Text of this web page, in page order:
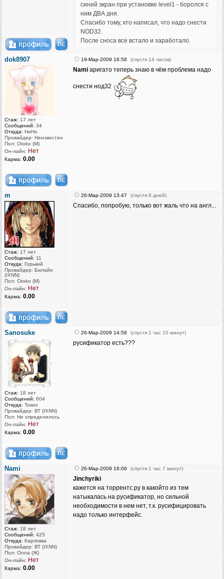
синий экран при установке level1 - боролся с
ним ДВА дня.
Спасибо тому, кто написал, что надо снести
NOD32.
После сноса все встало и заработало.
dok8907
Стаж: 17 лет
Сообщений: 34
Откуда: НиНо
Провайдер: Неизвестен
Пол: Otoko (M)
Он-лайн: Нет
Карма: 0.00
19-Мар-2009 16:58 (спустя 14 часов)
Nami аригато теперь знаю в чём проблема надо
снести нод32
m
Стаж: 17 лет
Сообщений: 11
Откуда: Горький
Провайдер: Билайн
(IXNN)
Пол: Otoko (M)
Он-лайн: Нет
Карма: 0.00
26-Мар-2009 13:47 (спустя 6 дней)
Спасибо, попробую, только вот жаль что на англ...
Sanosuke
Стаж: 18 лет
Сообщений: 604
Откуда: Токио
Провайдер: ВТ (IXNN)
Пол: Не определилось
Он-лайн: Нет
Карма: 0.00
26-Мар-2009 14:58 (спустя 1 час 10 минут)
русификатор есть???
Nami
Стаж: 18 лет
Сообщений: 425
Откуда: Карповка
Провайдер: ВТ (IXNN)
Пол: Onna (Ж)
Он-лайн: Нет
Карма: 0.00
26-Мар-2009 16:06 (спустя 1 час 7 минут)
Jinchyriki
кажется на торрентс.ру в какойто из тем
натыкалась на русификатор, но сильной
необходимости в нем нет, т.к. русифицировать
надо только интерфейс.